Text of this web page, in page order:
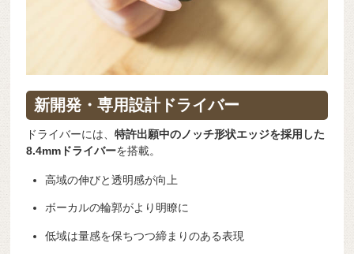
新開発・専用設計ドライバー
ドライバーには、特許出願中のノッチ形状エッジを採用した
8.4mmドライバーを搭載。
高域の伸びと透明感が向上
ボーカルの輪郭がより明瞭に
低域は量感を保ちつつ締まりのある表現